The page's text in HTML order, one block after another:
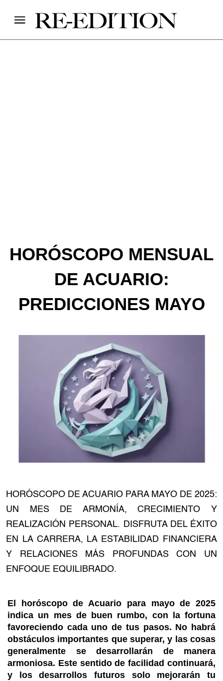
HORÓSCOPO MENSUAL
DE ACUARIO:
PREDICCIONES MAYO
HORÓSCOPO DE ACUARIO PARA MAYO DE 2025:
UN MES DE ARMONÍA, CRECIMIENTO Y
REALIZACIÓN PERSONAL. DISFRUTA DEL ÉXITO
EN LA CARRERA, LA ESTABILIDAD FINANCIERA
Y RELACIONES MÁS PROFUNDAS CON UN
ENFOQUE EQUILIBRADO.
El horóscopo de Acuario para mayo de 2025
indica un mes de buen rumbo, con la fortuna
favoreciendo cada uno de tus pasos. No habrá
obstáculos importantes que superar, y las cosas
generalmente se desarrollarán de manera
armoniosa. Este sentido de facilidad continuará,
y los desarrollos futuros solo mejorarán tu